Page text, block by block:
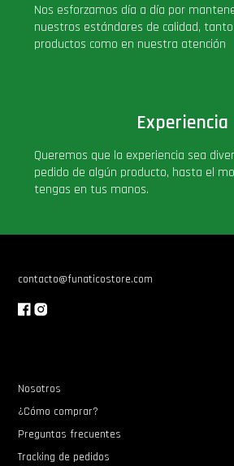
Movie Poster
Plush
Premium
PRÓXIMAMENTE
Nos esforzamos día a día por
nuestros estándares de calidad,
productos como en nuestra atención
Experiencia
Queremos que la experiencia sea
pedido de algún producto, hasta el
tengas en tus manos.
contacto@funaticostore.com
Nosotros
¿Cómo comprar?
Preguntas frecuentes
Tracking de pedidos